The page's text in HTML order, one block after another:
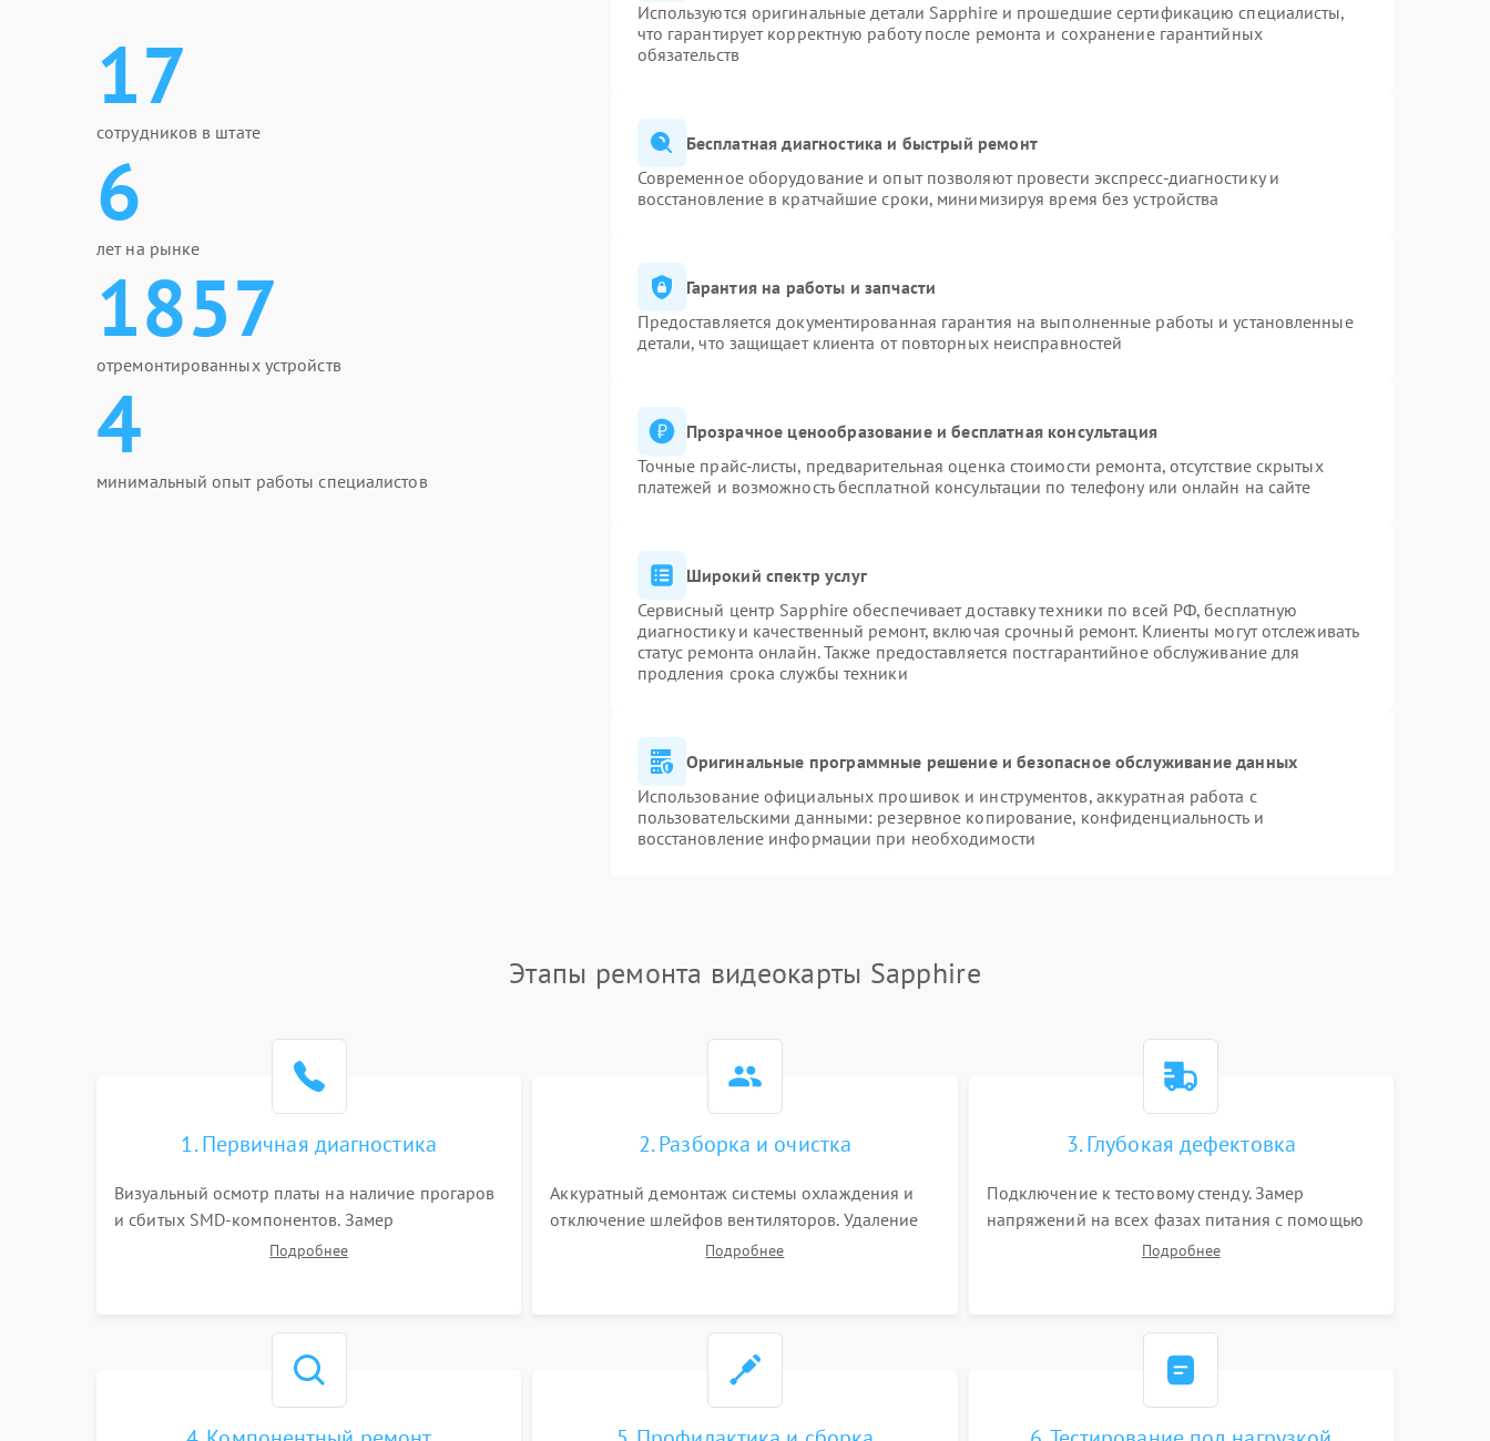
17
сотрудников в штате
6
лет на рынке
1857
отремонтированных устройств
4
минимальный опыт работы специалистов
Используются оригинальные детали Sapphire и прошедшие сертификацию специалисты,
что гарантирует корректную работу после ремонта и сохранение гарантийных
обязательств
Бесплатная диагностика и быстрый ремонт
Современное оборудование и опыт позволяют провести экспресс-диагностику и
восстановление в кратчайшие сроки, минимизируя время без устройства
Гарантия на работы и запчасти
Предоставляется документированная гарантия на выполненные работы и установленные
детали, что защищает клиента от повторных неисправностей
Прозрачное ценообразование и бесплатная консультация
Точные прайс-листы, предварительная оценка стоимости ремонта, отсутствие скрытых
платежей и возможность бесплатной консультации по телефону или онлайн на сайте
Широкий спектр услуг
Сервисный центр Sapphire обеспечивает доставку техники по всей РФ, бесплатную
диагностику и качественный ремонт, включая срочный ремонт. Клиенты могут отслеживать
статус ремонта онлайн. Также предоставляется постгарантийное обслуживание для
продления срока службы техники
Оригинальные программные решение и безопасное обслуживание данных
Использование официальных прошивок и инструментов, аккуратная работа с
пользовательскими данными: резервное копирование, конфиденциальность и
восстановление информации при необходимости
Этапы ремонта видеокарты Sapphire
1. Первичная диагностика
Визуальный осмотр платы на наличие прогаров
и сбитых SMD-компонентов. Замер
сопротивлений на линиях питания PCI-E и
Подробнее
2. Разборка и очистка
Аккуратный демонтаж системы охлаждения и
отключение шлейфов вентиляторов. Удаление
старой термопасты с кристалла графического
Подробнее
3. Глубокая дефектовка
Подключение к тестовому стенду. Замер
напряжений на всех фазах питания с помощью
осциллографа. Проверка инициализации.
Подробнее